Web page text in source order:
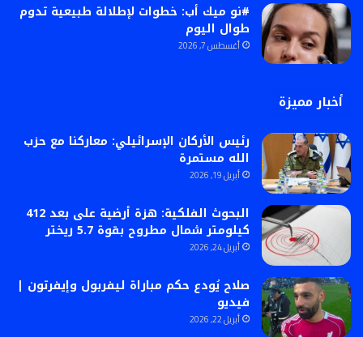
#نو ميك أب: خطوات لإطلالة طبيعية تدوم
طوال اليوم
أغسطس 7, 2026
أخبار مميزة
رئيس الأركان الإسرائيلي: معاركنا مع حزب
الله مستمرة
أبريل 19, 2026
البحوث الفلكية: هزة أرضية على بعد 412
كيلومتر شمال مطروح بقوة 5.7 ريختر
أبريل 24, 2026
صلاح يُودع حكم مباراة ليفربول وإيفرتون |
فيديو
أبريل 22, 2026